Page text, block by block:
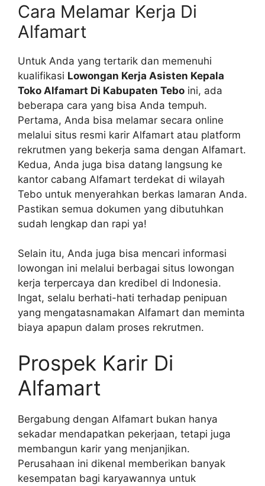
Cara Melamar Kerja Di
Alfamart
Untuk Anda yang tertarik dan memenuhi
kualifikasi Lowongan Kerja Asisten Kepala
Toko Alfamart Di Kabupaten Tebo ini, ada
beberapa cara yang bisa Anda tempuh.
Pertama, Anda bisa melamar secara online
melalui situs resmi karir Alfamart atau platform
rekrutmen yang bekerja sama dengan Alfamart.
Kedua, Anda juga bisa datang langsung ke
kantor cabang Alfamart terdekat di wilayah
Tebo untuk menyerahkan berkas lamaran Anda.
Pastikan semua dokumen yang dibutuhkan
sudah lengkap dan rapi ya!
Selain itu, Anda juga bisa mencari informasi
lowongan ini melalui berbagai situs lowongan
kerja terpercaya dan kredibel di Indonesia.
Ingat, selalu berhati-hati terhadap penipuan
yang mengatasnamakan Alfamart dan meminta
biaya apapun dalam proses rekrutmen.
Prospek Karir Di
Alfamart
Bergabung dengan Alfamart bukan hanya
sekadar mendapatkan pekerjaan, tetapi juga
membangun karir yang menjanjikan.
Perusahaan ini dikenal memberikan banyak
kesempatan bagi karyawannya untuk